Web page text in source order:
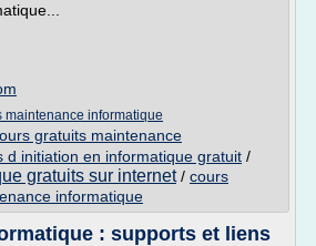
maintenance informatique
gratuits maintenance
d initiation en informatique gratuit /
gratuits sur internet/ cours
informatique
: supports et liens